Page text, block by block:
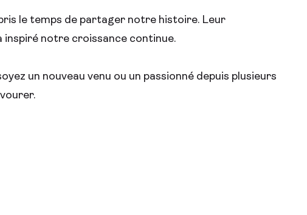
le temps de partager notre histoire. Leur
inspiré notre croissance continue.
un nouveau venu ou un passionné depuis plusieurs